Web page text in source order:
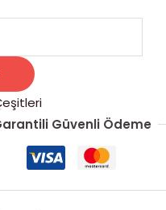
Güvenli Ödeme